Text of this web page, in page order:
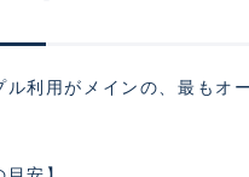
ル利用がメインの、最もオ